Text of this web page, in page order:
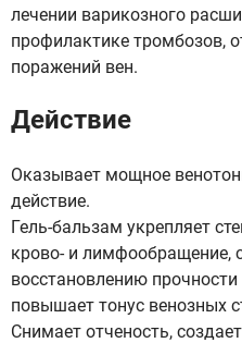
лечении варикозного
профилактике тромбозов,
поражений вен.
Действие
Оказывает мощное
действие.
Гель-бальзам укрепляет
крово- и лимфообращение,
восстановлению
повышает тонус венозных
Снимает отченость,